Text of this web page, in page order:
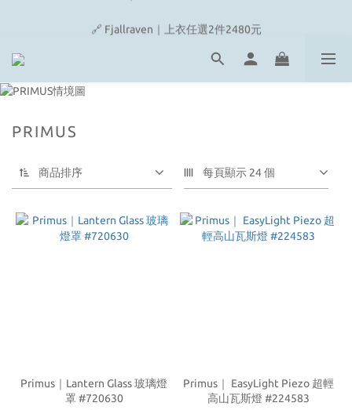
🎉On/HOKA 新品陸續上架
🔗 Snow Peak｜歡慶父親節滿4500即贈品牌方巾
PRIMUS
商品排序 每頁顯示 24 個
Primus｜Lantern Glass 玻璃燈
罩 #720630
Primus｜ EasyLight Piezo 超輕
高山瓦斯燈 #224583